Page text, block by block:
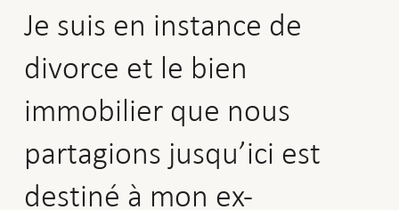
Je suis en instance de
divorce et le bien
immobilier que nous
partagions jusqu’ici est
destiné à mon ex-